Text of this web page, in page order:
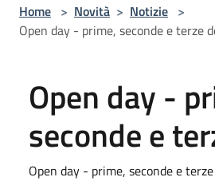
Home > Novità > Notizie >
Open day - prime, seconde e terze
Open day -
seconde e
Open day - prime, seconde e